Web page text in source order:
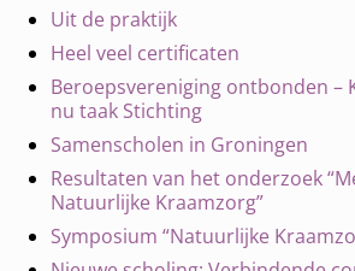
Uit de praktijk
Heel veel certificaten
Beroepsvereniging ontbonden –
nu taak Stichting
Samenscholen in Groningen
Resultaten van het onderzoek
Natuurlijke Kraamzorg”
Symposium “Natuurlijke